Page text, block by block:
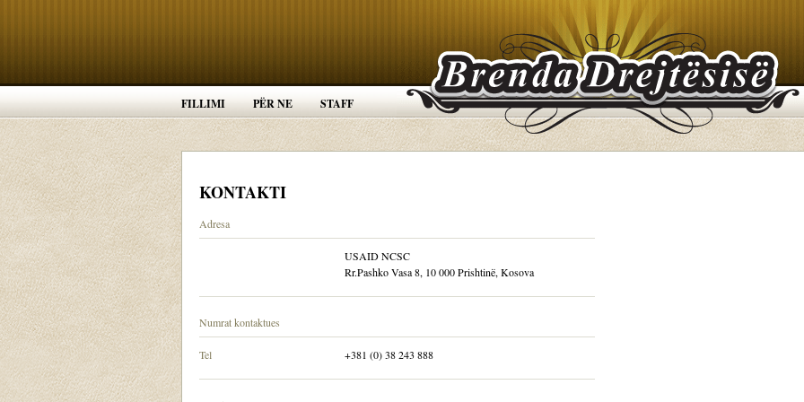
FILLIMI PËR NE STAFF
KONTAKTI
Adresa
USAID NCSC
Rr.Pashko Vasa 8, 10 000 Prishtinë, Kosova
Numrat kontaktues
Tel +381 (0) 38 243 888